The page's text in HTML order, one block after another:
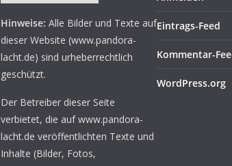
Hinweise: Alle Bilder und Texte auf
dieser Website (www.pandora-
lacht.de) sind urheberrechtlich
geschützt.
Der Betreiber dieser Seite
verbietet, die auf www.pandora-
lacht.de veröffentlichten Texte und
Inhalte (Bilder, Fotos,
Eintrags-Feed
Kommentar-
WordPress.org